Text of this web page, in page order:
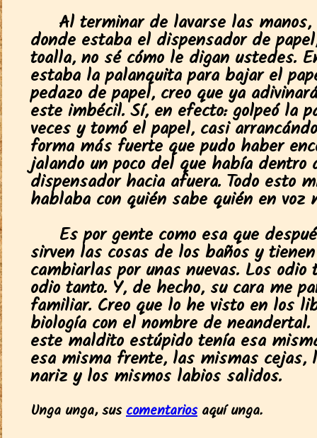
Al terminar de lavarse las manos,
donde estaba el dispensador de
toalla, no sé cómo le digan ustedes.
estaba la palanquita para bajar el
pedazo de papel, creo que ya
este imbécil. Sí, en efecto: golpeó la
veces y tomó el papel, casi
forma más fuerte que pudo haber
jalando un poco del que había dentro
dispensador hacia afuera. Todo esto
hablaba con quién sabe quién en voz
Es por gente como esa que
sirven las cosas de los baños y
cambiarlas por unas nuevas. Los odio
odio tanto. Y, de hecho, su cara me
familiar. Creo que lo he visto en los
biología con el nombre de
este maldito estúpido tenía esa
esa misma frente, las mismas cejas,
nariz y los mismos labios salidos.
Unga unga, suscomentariosaquí unga.